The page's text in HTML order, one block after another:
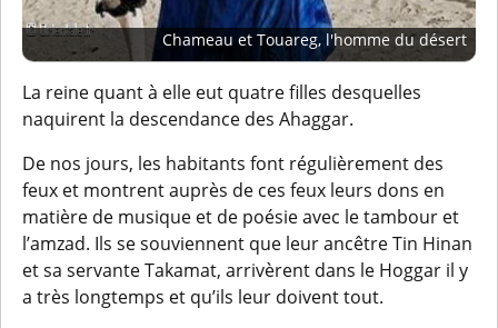
Chameau et Touareg, l'homme du désert
La reine quant à elle eut quatre filles desquelles
naquirent la descendance des Ahaggar.
De nos jours, les habitants font régulièrement des
feux et montrent auprès de ces feux leurs dons en
matière de musique et de poésie avec le tambour et
l’amzad. Ils se souviennent que leur ancêtre Tin Hinan
et sa servante Takamat, arrivèrent dans le Hoggar il y
a très longtemps et qu’ils leur doivent tout.